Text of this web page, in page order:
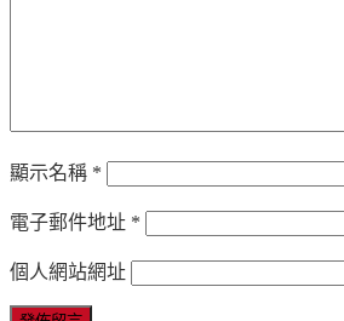
顯示名稱 *
電子郵件地址 *
個人網站網址